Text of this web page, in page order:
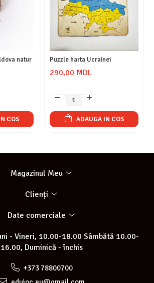
natur
COS
Puzzle harta Ucrainei
290,00 MDL
ADAUGA IN COS
Magazinul Meu
Clienți
Date comerciale
- Vineri, 10.00-18.00 Sâmbătă 10.00-
16.00, Duminică - închis
+373 78800700